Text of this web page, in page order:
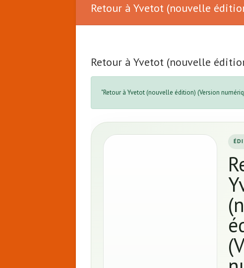
Retour à Yvetot (nouvelle
Retour à Yvetot (nouvelle
"Retour à Yvetot (nouvelle édition) (Version